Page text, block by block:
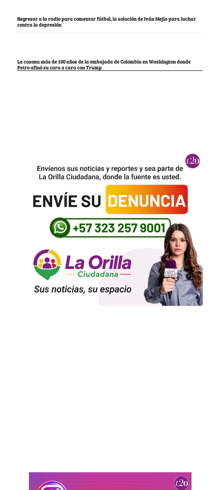
Regresar a la radio para comentar fútbol, la solución de Iván Mejía para luchar
contra la depresión
La casona más de 100 años de la embajada de Colombia en Washington donde
Petro afinó su cara a cara con Trump